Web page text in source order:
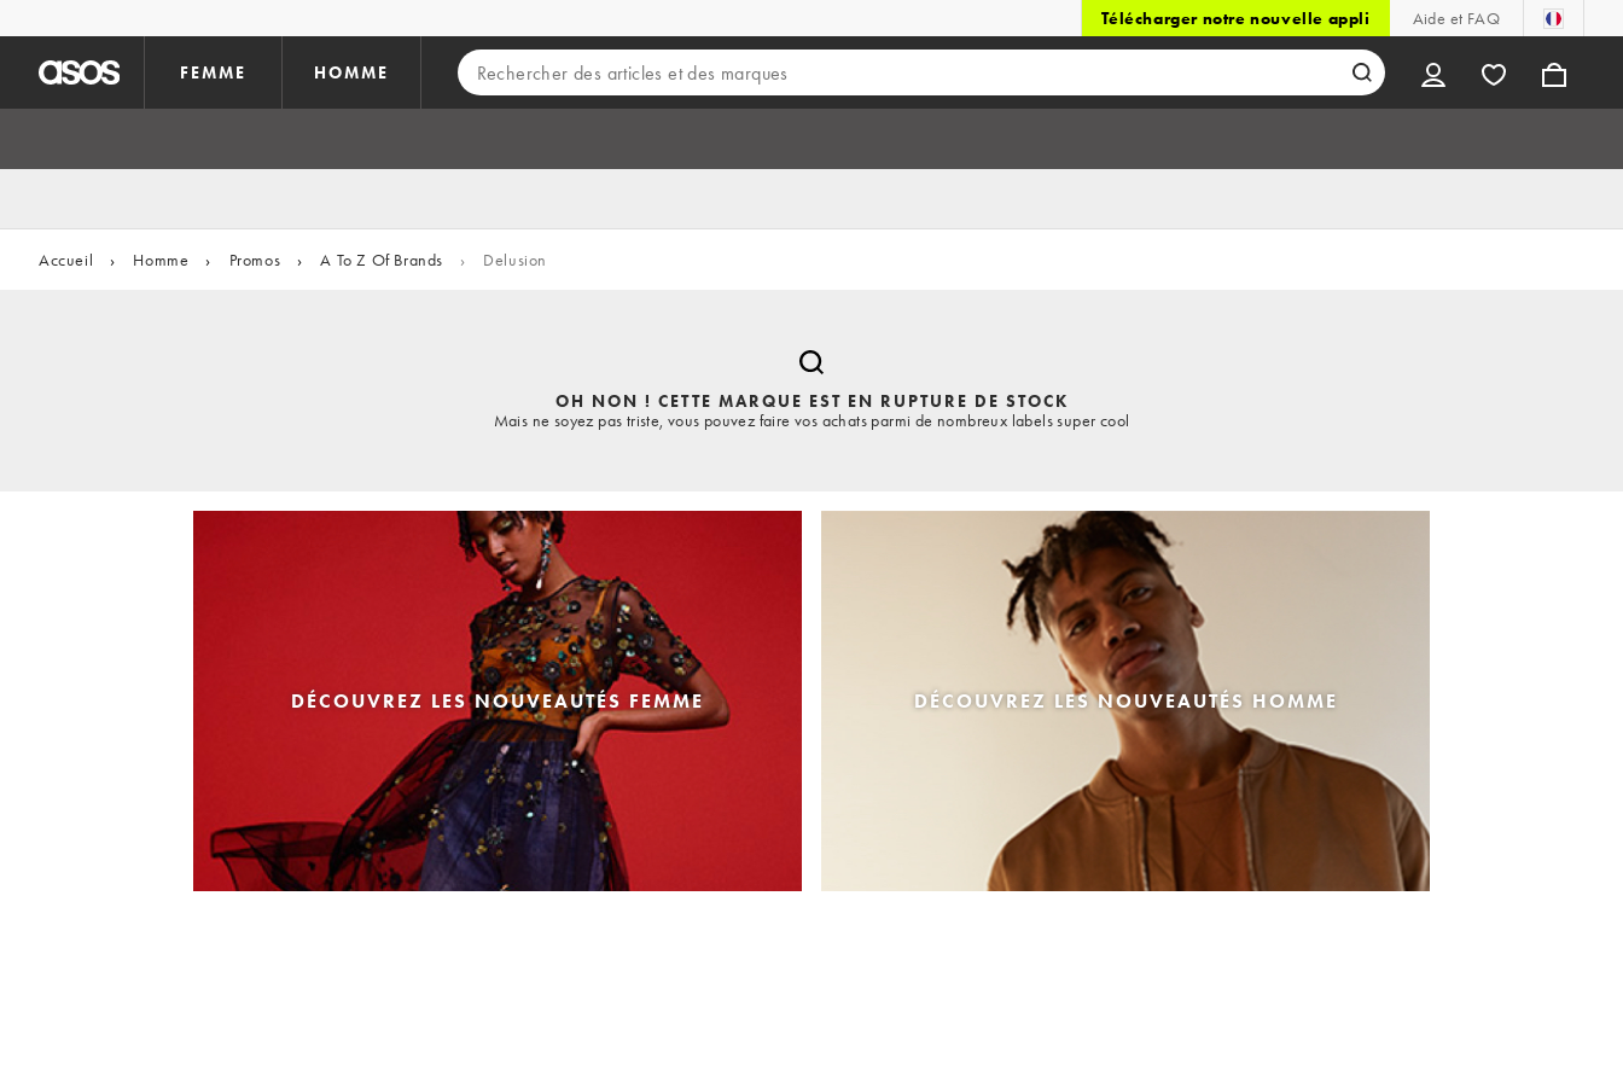
Télécharger notre nouvelle appli Aide et FAQ
FEMME HOMME
Accueil › Homme › Promos › A To Z Of Brands › Delusion
OH NON ! CETTE MARQUE EST EN RUPTURE DE STOCK
Mais ne soyez pas triste, vous pouvez faire vos achats parmi de nombreux labels super cool
DÉCOUVREZ LES NOUVEAUTÉS FEMME DÉCOUVREZ LES NOUVEAUTÉS HOMME